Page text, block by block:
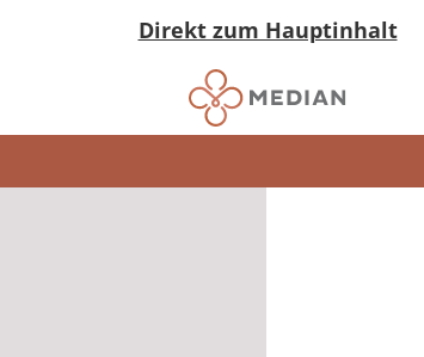
Direkt zum Hauptinhalt